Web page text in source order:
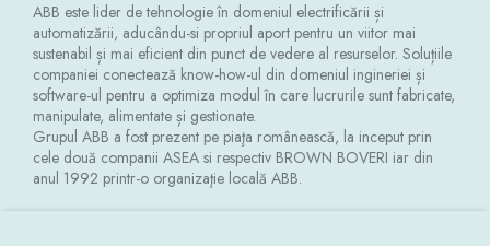
ABB este lider de tehnologie în domeniul electrificării și
automatizării, aducându-si propriul aport pentru un viitor mai
sustenabil și mai eficient din punct de vedere al resurselor. Soluțiile
companiei conectează know-how-ul din domeniul ingineriei și
software-ul pentru a optimiza modul în care lucrurile sunt fabricate,
manipulate, alimentate și gestionate.
Grupul ABB a fost prezent pe piaţa românească, la inceput prin
cele două companii ASEA si respectiv BROWN BOVERI iar din
anul 1992 printr-o organizaţie locală ABB.